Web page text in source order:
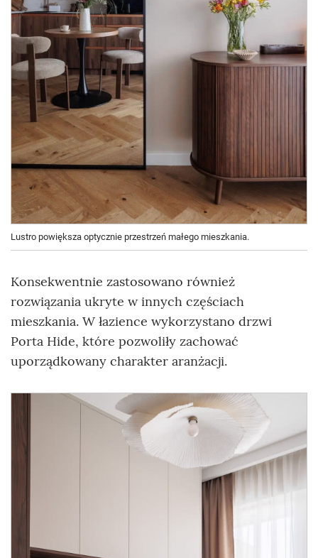
Lustro powiększa optycznie przestrzeń małego mieszkania.
Konsekwentnie zastosowano również
rozwiązania ukryte w innych częściach
mieszkania. W łazience wykorzystano drzwi
Porta Hide, które pozwoliły zachować
uporządkowany charakter aranżacji.